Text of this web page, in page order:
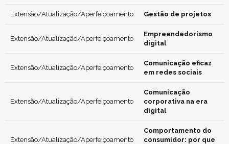
Extensão/Atualização/Aperfeiçoamento Gestão de projetos
Extensão/Atualização/Aperfeiçoamento
Empreendedorismo
digital
Extensão/Atualização/Aperfeiçoamento
Comunicação eficaz
em redes sociais
Extensão/Atualização/Aperfeiçoamento
Comunicação
corporativa na era
digital
Extensão/Atualização/Aperfeiçoamento
Comportamento do
consumidor: por que